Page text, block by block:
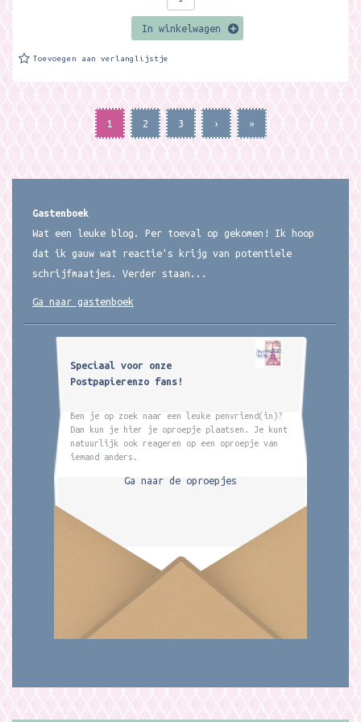
In winkelwagen
Toevoegen aan verlanglijstje
1 2 3 › »
Gastenboek
Wat een leuke blog. Per toeval op gekomen! Ik hoop
dat ik gauw wat reactie's krijg van potentiele
schrijfmaatjes. Verder staan...
Ga naar gastenboek
Speciaal voor onze
Postpapierenzo fans!
Ben je op zoek naar een leuke penvriend(in)?
Dan kun je hier je oproepje plaatsen. Je kunt
natuurlijk ook reageren op een oproepje van
iemand anders.
Ga naar de oproepjes